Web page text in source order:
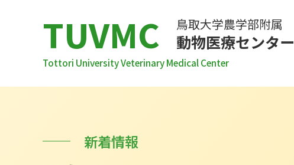
TUVMC 鳥取大学農学部附属
動物医療センター
Tottori University Veterinary Medical Center
新着情報
部門・診療科一覧
スタッフ一覧